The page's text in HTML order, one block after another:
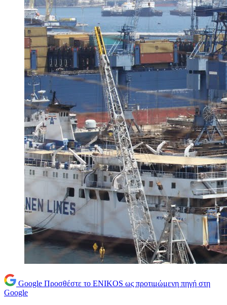
Google Προσθέστε το ENIKOS ως προτιμώμενη πηγή στη
Google